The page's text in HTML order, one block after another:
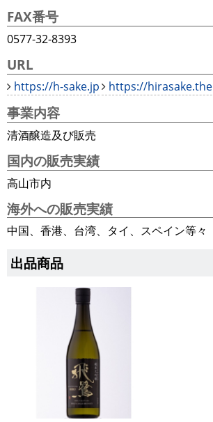
FAX番号
0577-32-8393
URL
https://h-sake.jp https://
事業内容
清酒醸造及び販売
国内の販売実績
高山市内
海外への販売実績
中国、香港、台湾、タイ、スペイン等々
出品商品